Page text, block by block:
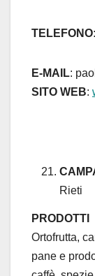
TELEFONO:
E-MAIL:
SITO WEB:
Rieti
PRODOTTI
Ortofrutta,
pane e